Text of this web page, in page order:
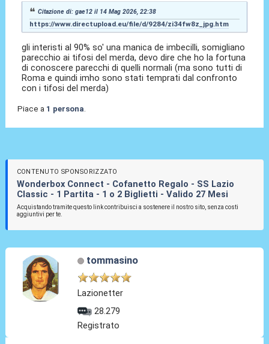
Citazione di: gae12 il 14 Mag 2026, 22:38
https://www.directupload.eu/file/d/9284/zi34fw8z_jpg.htm
gli interisti al 90% so' una manica de imbecilli, somigliano
parecchio ai tifosi del merda, devo dire che ho la fortuna
di conoscere parecchi di quelli normali (ma sono tutti di
Roma e quindi imho sono stati temprati dal confronto
con i tifosi del merda)
Piace a 1 persona.
CONTENUTO SPONSORIZZATO
Wonderbox Connect - Cofanetto Regalo - SS Lazio
Classic - 1 Partita - 1 o 2 Biglietti - Valido 27 Mesi
Acquistando tramite questo link contribuisci a sostenere il nostro sito, senza costi
aggiuntivi per te.
tommasino
Lazionetter
28.279
Registrato